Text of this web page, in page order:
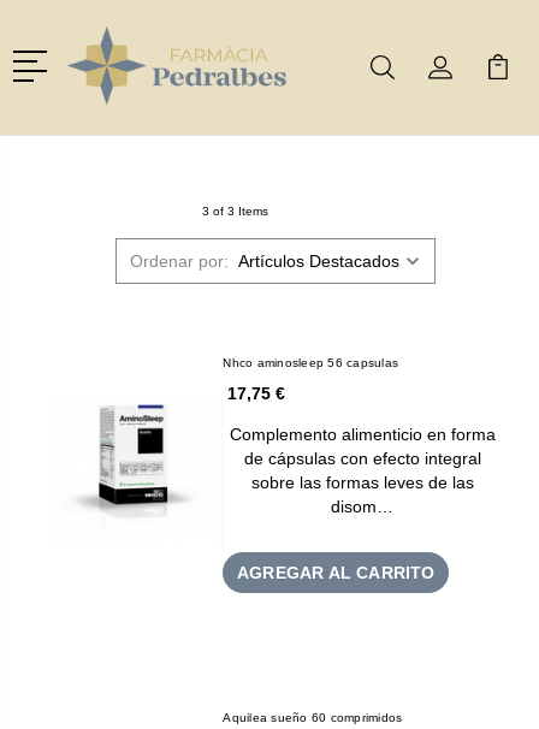
Menú
BuscarMi Cuenta
Mi
3 of 3 Items
Ordenar por:
Nhco aminosleep 56 capsulas
17,75 €
Complemento alimenticio en forma
de cápsulas con efecto integral
sobre las formas leves de las
disom…
AGREGAR AL CARRITO
Aquilea sueño 60 comprimidos